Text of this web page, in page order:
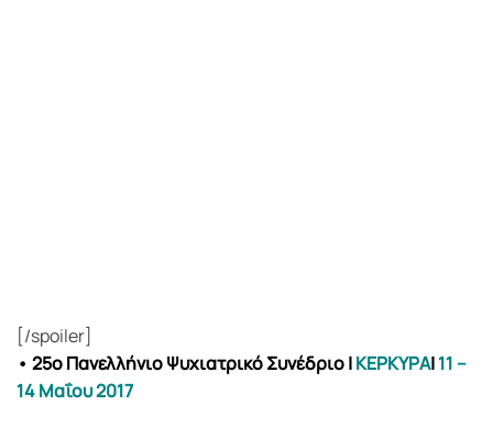
[/spoiler]
• 25ο Πανελλήνιο Ψυχιατρικό Συνέδριο|ΚΕΡΚΥΡΑ|11 –
14 Μαΐου 2017